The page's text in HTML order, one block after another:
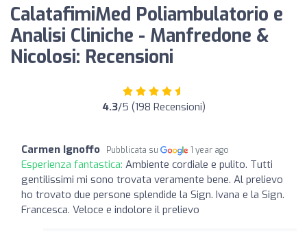
CalatafimiMed Poliambulatorio e
Analisi Cliniche - Manfredone &
Nicolosi: Recensioni
4.3/5 (198 Recensioni)
Carmen Ignoffo Pubblicata su 1 year ago
Esperienza fantastica: Ambiente cordiale e pulito. Tutti
gentilissimi mi sono trovata veramente bene. Al prelievo
ho trovato due persone splendide la Sign. Ivana e la Sign.
Francesca. Veloce e indolore il prelievo